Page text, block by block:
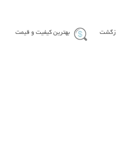
بهترین کیفیت و قیمت